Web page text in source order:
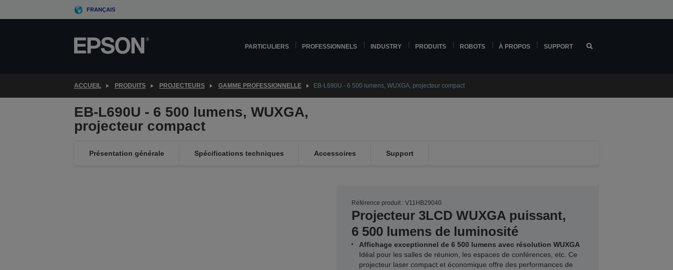
to
FRANÇAIS
PARTICULIERS PROFESSIONNELS INDUSTRY PRODUITS ROBOTS À PROPOS SUPPORT
ACCUEIL PRODUITS PROJECTEURS GAMME PROFESSIONNELLE EB-L690U - 6 500 lumens, WUXGA, projecteur compact
EB-L690U - 6 500 lumens, WUXGA,
projecteur compact
Présentation générale Spécifications techniques Accessoires Support
Référence produit : V11HB29040
Projecteur 3LCD WUXGA puissant,
6 500 lumens de luminosité
Affichage exceptionnel de 6 500 lumens avec résolution WUXGA
Idéal pour les salles de réunion, les espaces de conférences, etc. Ce
projecteur laser compact et économique offre des performances de